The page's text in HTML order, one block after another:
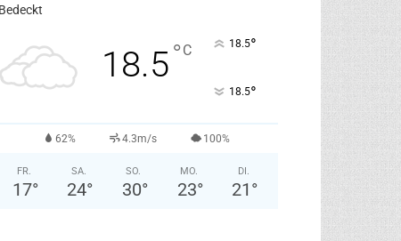
Bedeckt
18.5°C 18.5°
18.5°
62% 4.3m/s 100%
FR.
17°
SA.
24°
SO.
30°
MO.
23°
DI.
21 °